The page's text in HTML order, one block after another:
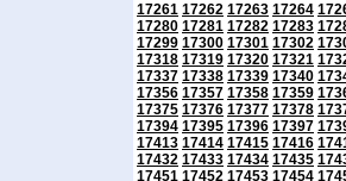
17261 17262 17263 17264
17280 17281 17282 17283
17299 17300 17301 17302
17318 17319 17320 17321
17337 17338 17339 17340
17356 17357 17358 17359
17375 17376 17377 17378
17394 17395 17396 17397
17413 17414 17415 17416
17432 17433 17434 17435
17451 17452 17453 17454